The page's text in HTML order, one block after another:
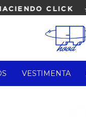
CLICK ★
VESTIMENTA